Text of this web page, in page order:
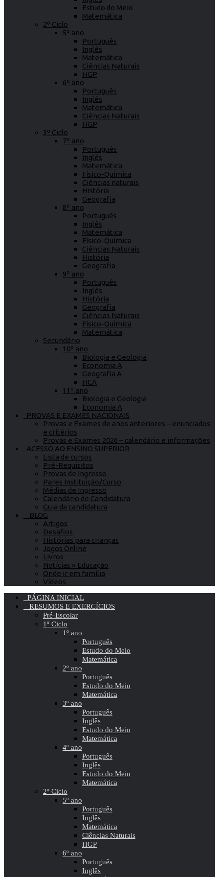
Estudo do Meio
Matemática
2º Ciclo
5º ano
Português
Inglês
Matemática
Ciências Naturais
HGP
6º ano
Português
Inglês
Matemática
Ciências Naturais
HGP
3º Ciclo
7º ano
Português
Inglês
Matemática
Físico-Química
Ciências naturais
História
Geografia
8º ano
Português
Inglês
Matemática
Físico-Química
Ciências Naturais
História
Geografia
9º ano
Português
Inglês
História
Geografia
Ciências Naturais
Físico-Química
Matemática
Secundário
10º ano
Biologia e Geologia
Economia A
Geografia A
HCA
11º ano
Biologia e Geologia
Economia A
PROVAS E EXAMES NACIONAIS
Provas e Exames de anos anteriores – enunciados
e critérios
Provas e Exames 2026 – calendário e informações
ACESSO AO ENSINO SUPERIOR
Lista de cursos
Pré-Requisitos
Provas de Ingresso
Pares Instituição/Curso
Médias de Ingresso
Calendário de Candidatura
Guia da candidatura
BLOG
Artigos
Desafios
Histórias para crianças
Jogos Online
Livros
Notícias » Educação
Onde ir em família
Vídeos
PÁGINA INICIAL
RESUMOS E EXERCÍCIOS
Pré-Escolar
1º Ciclo
1º ano
Português
Estudo do Meio
Matemática
2º ano
Português
Estudo do Meio
Matemática
3º ano
Português
Inglês
Estudo do Meio
Matemática
4º ano
Português
Inglês
Estudo do Meio
Matemática
2º Ciclo
5º ano
Português
Inglês
Matemática
Ciências Naturais
HGP
6º ano
Português
Inglês